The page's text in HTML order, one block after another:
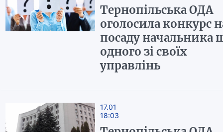
Тернопільська ОДА
оголосила конкурс
посаду начальника
одного зі своїх
управлінь
17.01
18:03